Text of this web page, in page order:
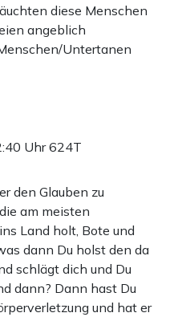
diese Menschen
angeblich
Untertanen
Uhr624T
den Glauben zu
am meisten
Land holt, Bote und
dann Du holst den da
schlägt dich und Du
dann? Dann hast Du
und hat er